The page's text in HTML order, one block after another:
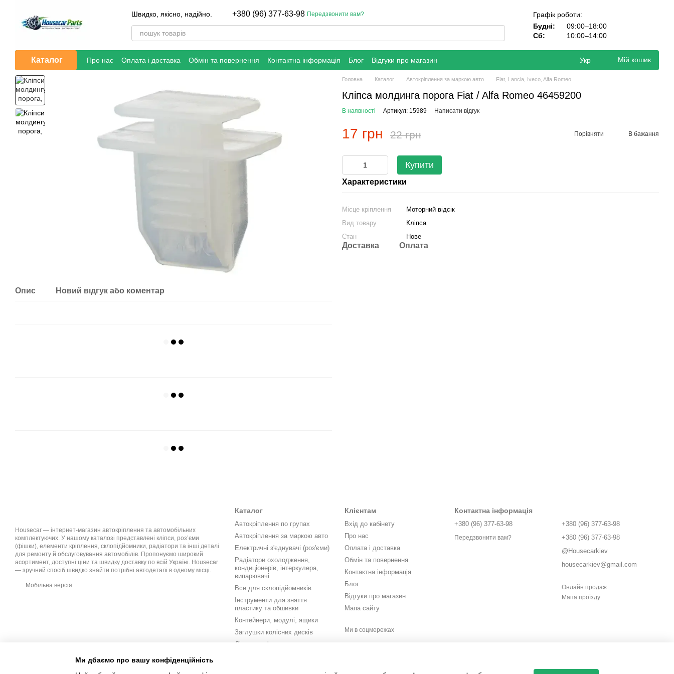
Швидко, якісно, надійно.
+380 (96) 377-63-98 Передзвонити вам?
Графік роботи:
Будні:
09:00–18:00
Сб:
10:00–14:00
Каталог Про нас Оплата і доставка Обмін та повернення Контактна інформація Блог Відгуки про магазин Укр Мій кошик
Опис Новий відгук або коментар
Головна Каталог Автокріплення за маркою авто Fiat, Lancia, Iveco, Alfa Romeo
Кліпса молдинга порога Fiat / Alfa Romeo 46459200
В наявності Артикул: 15989 Написати відгук
17 грн 22 грн Порівняти В бажання
Купити
Характеристики
Місце кріплення
Моторний відсік
Вид товару
Кліпса
Стан
Нове
Доставка Оплата
Housecar — інтернет-магазин автокріплення та автомобільних
комплектуючих. У нашому каталозі представлені кліпси, роз’єми
(фішки), елементи кріплення, склопідйомники, радіатори та інші деталі
для ремонту й обслуговування автомобілів. Пропонуємо широкий
асортимент, доступні ціни та швидку доставку по всій Україні. Housecar
— зручний спосіб швидко знайти потрібні автодеталі в одному місці.
Мобільна версія
Каталог
Автокріплення по групах
Автокріплення за маркою авто
Електричні з'єднувачі (роз'єми)
Радіатори охолодження,
кондиціонерів, інтеркулера,
випарювачі
Все для склопідйомників
Інструменти для зняття
пластику та обшивки
Контейнери, модулі, ящики
Заглушки колісних дисків
Літери, цифри, значки,
Клієнтам
Вхід до кабінету
Про нас
Оплата і доставка
Обмін та повернення
Контактна інформація
Блог
Відгуки про магазин
Мапа сайту
Ми в соцмережах
Контактна інформація
+380 (96) 377-63-98
Передзвонити вам?
+380 (96) 377-63-98
+380 (96) 377-63-98
@Housecarkiev
housecarkiev@gmail.com
Онлайн продаж
Мапа проїзду
Ми дбаємо про вашу конфіденційність